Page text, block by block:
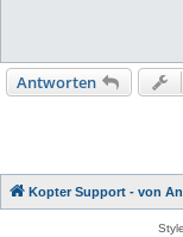
Antworten
Kopter Support - von